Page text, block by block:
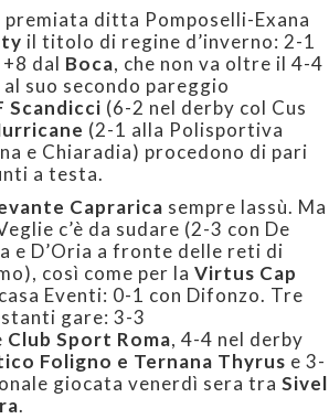
premiata ditta Pomposelli-Exana
il titolo di regine d’inverno: 2-1
dal Boca, che non va oltre il 4-4
al suo secondo pareggio
Scandicci (6-2 nel derby col Cus
(2-1 alla Polisportiva
e Chiaradia) procedono di pari
a testa.
Caprarica sempre lassù. Ma
c’è da sudare (2-3 con De
e D’Oria a fronte delle reti di
così come per la Virtus Cap
Eventi: 0-1 con Difonzo. Tre
gare: 3-3
Club Sport Roma, 4-4 nel derby
Foligno e Ternana Thyrus e 3-
giocata venerdì sera tra Sivel
.